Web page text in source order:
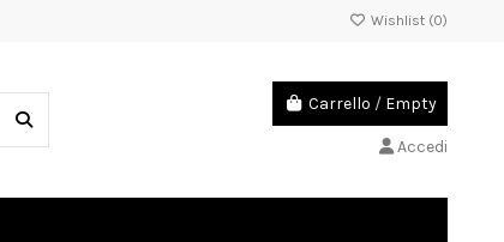
Wishlist (0)
Carrello / Empty
Accedi